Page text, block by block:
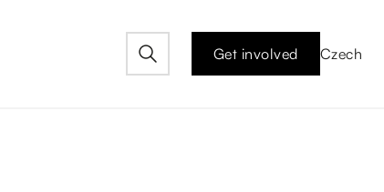
Get involved Czech